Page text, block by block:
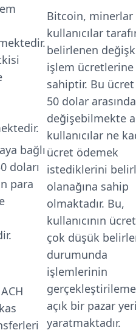
bağlı
doları
para
Bitcoin, minerlar
kullanıcılar
belirlenen
işlem ücretlerine
sahiptir. Bu
50 dolar arasında
değişebilmekte
kullanıcılar ne
ücret ödemek
istediklerini
olanağına sahip
olmaktadır. Bu,
kullanıcının
çok düşük
durumunda
işlemlerinin
açık bir pazar
yaratmaktadır.